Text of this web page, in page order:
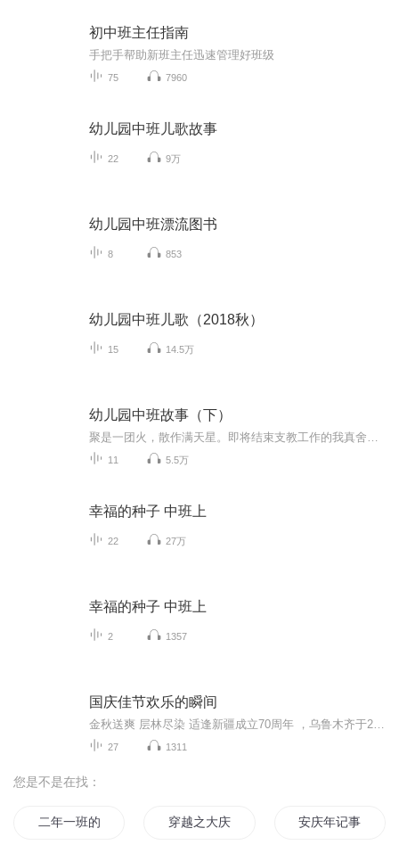
初中班主任指南
手把手帮助新班主任迅速管理好班级
75 7960
幼儿园中班儿歌故事
22 9万
幼儿园中班漂流图书
8 853
幼儿园中班儿歌（2018秋）
15 14.5万
幼儿园中班故事（下）
11 5.5万
幸福的种子 中班上
22 27万
幸福的种子 中班上
2 1357
国庆佳节欢乐的瞬间
27 1311
您是不是在找：
二年一班的不可思议 穿越之大庆帝国 安庆年记事